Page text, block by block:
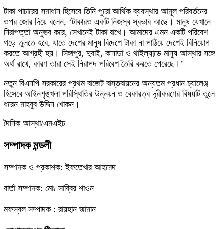
টাকা পাচারের সমাধান হিসেবে তিনি পুরো আর্থিক ব্যবস্থার আমূল পরিবর্তনের
ওপর জোর দিয়ে বলেন, ‘টাকারও একটি নিজস্ব স্বভাব আছে। মানুষ যেখানে
নিরাপত্তা অনুভব করে, সেখানেই টাকা রাখে। আমাদের এমন একটি পরিবেশ
গড়ে তুলতে হবে, যাতে দেশের মানুষ বিদেশে টাকা না পাঠিয়ে দেশেই বিনিয়োগ
করতে আগ্রহী হয়। সিঙ্গাপুর, দুবাই, কানাডা ও থাইল্যান্ডে মানুষ আস্থার সঙ্গে
অর্থ রাখে, কারণ তারা সেই নিরাপদ পরিবেশ তৈরি করতে পেরেছে।’
নতুন বিএনপি সরকারের প্রথম বাজেট বাস্তবায়নের অন্যতম প্রধান চ্যালেঞ্জ
হিসেবে আইনশৃঙ্খলা পরিস্থিতির উন্নয়ন ও বেকারত্ব দূরীকরণের বিষয়টি তুলে
ধরেন মাহবুব উদ্দিন খোকন।
দৈনিক আস্থা/এমএইচ
সম্পাদক মন্ডলী
সম্পাদক ও প্রকাশক: ইফতেখার আহমেদ
বার্তা সম্পাদক: মোঃ সাব্বির শাওন
মফস্বল সম্পাদক : রায়হান জামান